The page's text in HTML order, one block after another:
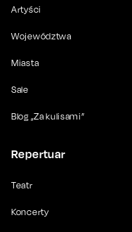
Artyści
Województwa
Miasta
Sale
Blog „Za kulisami”
Repertuar
Teatr
Koncerty